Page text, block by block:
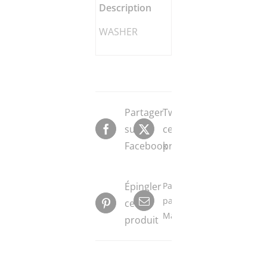
Description
WASHER
Partager
sur
Facebook
Tweeter
ce
produit
Épingler
ce
produit
Partager
par
Mail